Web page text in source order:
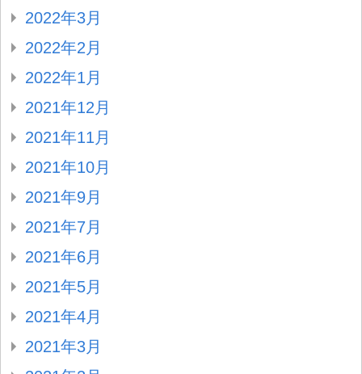
2022年3月
2022年2月
2022年1月
2021年12月
2021年11月
2021年10月
2021年9月
2021年7月
2021年6月
2021年5月
2021年4月
2021年3月